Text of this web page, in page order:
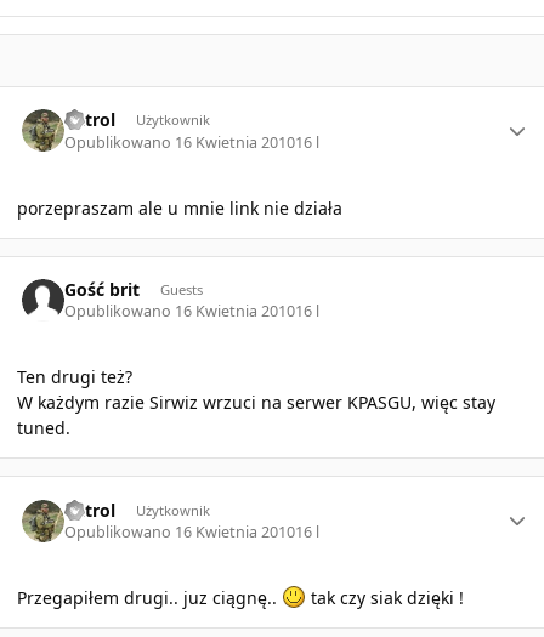
Patrol Użytkownik
Opublikowano 16 Kwietnia 201016 l
porzepraszam ale u mnie link nie działa
Gość brit Guests
Opublikowano 16 Kwietnia 201016 l
Ten drugi też?
W każdym razie Sirwiz wrzuci na serwer KPASGU, więc stay
tuned.
Patrol Użytkownik
Opublikowano 16 Kwietnia 201016 l
Przegapiłem drugi.. juz ciągnę.. tak czy siak dzięki !